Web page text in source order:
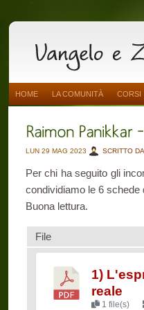
HOME LA COMUNITÀ CORSI
LUN 29 MAG 2023 SCRITTO
Per chi ha seguito gli
condividiamo le 6 schede
Buona lettura.
File
1)
reale
1 file(s)